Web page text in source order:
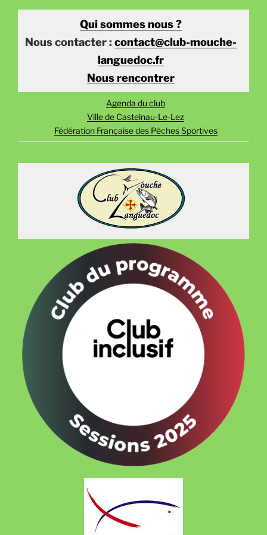
Qui sommes nous ?
Nous contacter : contact@club-mouche-
languedoc.fr
Nous rencontrer
Agenda du club
Ville de Castelnau-Le-Lez
Fédération Française des Pêches Sportives